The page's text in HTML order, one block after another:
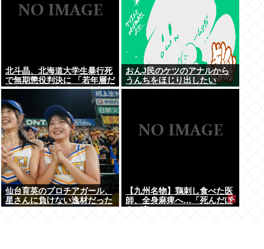
北斗晶、北海道大学生暴行死
で無期懲役判決に 「若年層だ
からって、それでいいんだろ
うか」
おんJ民のケツのアナルから
うんちをほじり出したい
仙台育英のプロチアガール、
星さんに負けない逸材だった
【九州名物】鶏刺し食べた医
師、全身麻痺へ…「死んだほ